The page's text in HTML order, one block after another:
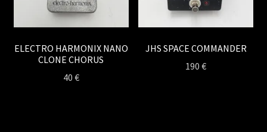
ELECTRO HARMONIX NANO
CLONE CHORUS
40 €
JHS SPACE COMMANDER
190€